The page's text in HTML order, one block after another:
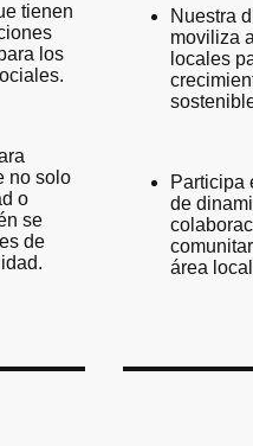
tienen
los
no solo
o
se
de
Nuestra
moviliza
locales
Participa
de
área